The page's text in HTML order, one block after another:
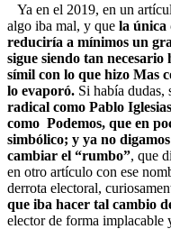
Ya en el 2019, en un
algo iba mal, y que la única
reduciría a mínimos un
sigue siendo tan necesario
símil con lo que hizo Mas
lo evaporó. Si había dudas,
radical como Pablo
como Podemos, que en
simbólico; y ya no
cambiar el “rumbo”, que
en otro artículo con ese
derrota electoral,
que iba hacer tal cambio
elector de forma implacable